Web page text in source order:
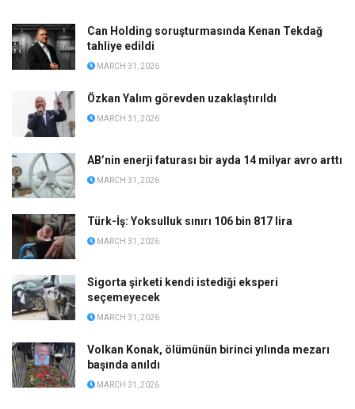
Can Holding soruşturmasında Kenan Tekdağ
tahliye edildi
MARCH 31, 2026
Özkan Yalım görevden uzaklaştırıldı
MARCH 31, 2026
AB’nin enerji faturası bir ayda 14 milyar avro arttı
MARCH 31, 2026
Türk-İş: Yoksulluk sınırı 106 bin 817 lira
MARCH 31, 2026
Sigorta şirketi kendi istediği eksperi
seçemeyecek
MARCH 31, 2026
Volkan Konak, ölümünün birinci yılında mezarı
başında anıldı
MARCH 31, 2026